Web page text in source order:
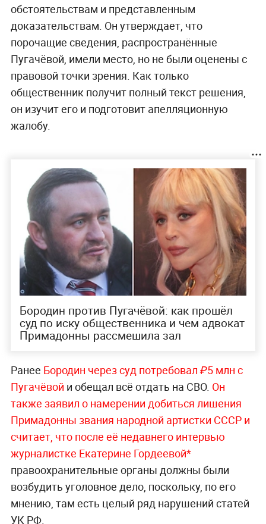
обстоятельствам и представленным
доказательствам. Он утверждает, что
порочащие сведения, распространённые
Пугачёвой, имели место, но не были оценены с
правовой точки зрения. Как только
общественник получит полный текст решения,
он изучит его и подготовит апелляционную
жалобу.
Бородин против Пугачёвой: как прошёл
суд по иску общественника и чем адвокат
Примадонны рассмешила зал
Ранее Бородин через суд потребовал ₽5 млн с
Пугачёвой и обещал всё отдать на СВО. Он
также заявил о намерении добиться лишения
Примадонны звания народной артистки СССР и
считает, что после её недавнего интервью
журналистке Екатерине Гордеевой*
правоохранительные органы должны были
возбудить уголовное дело, поскольку, по его
мнению, там есть целый ряд нарушений статей
УК РФ.